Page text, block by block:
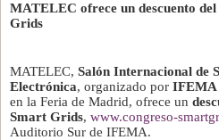
MATELEC ofrece un descuento
Grids
MATELEC, Salón Internacional de
Electrónica, organizado por IFEMA
en la Feria de Madrid, ofrece un
Smart Grids, www.congreso-
Auditorio Sur de IFEMA.